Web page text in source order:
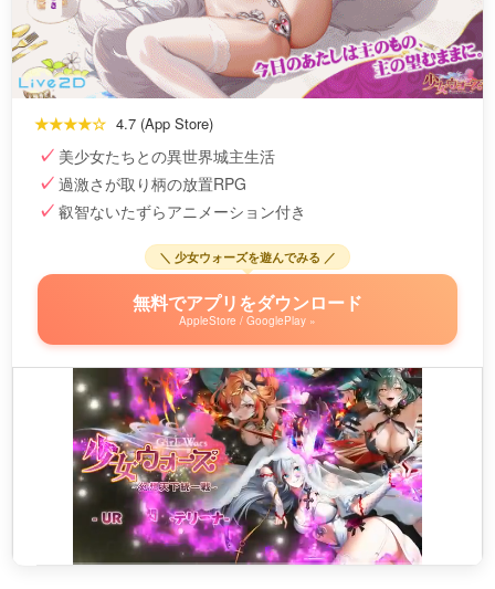
★★★★☆ 4.7 (App Store)
美少女たちとの異世界城主生活
過激さが取り柄の放置RPG
叡智ないたずらアニメーション付き
＼ 少女ウォーズを遊んでみる ／
無料でアプリをダウンロード
AppleStore / GooglePlay »